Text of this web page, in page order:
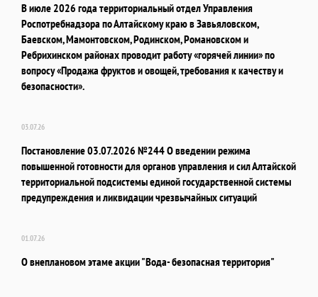
В июле 2026 года территориальный отдел Управления
Роспотребнадзора по Алтайскому краю в Завьяловском,
Баевском, Мамонтовском, Родинском, Романовском и
Ребрихинском районах проводит работу «горячей линии» по
вопросу «Продажа фруктов и овощей, требования к качеству и
безопасности».
03.07.26
Постановление 03.07.2026 №244 О введении режима
повышенной готовности для органов управления и сил Алтайской
территориальной подсистемы единой государственной системы
предупреждения и ликвидации чрезвычайных ситуаций
01.07.26
О внеплановом этаме акции "Вода- безопасная территория"